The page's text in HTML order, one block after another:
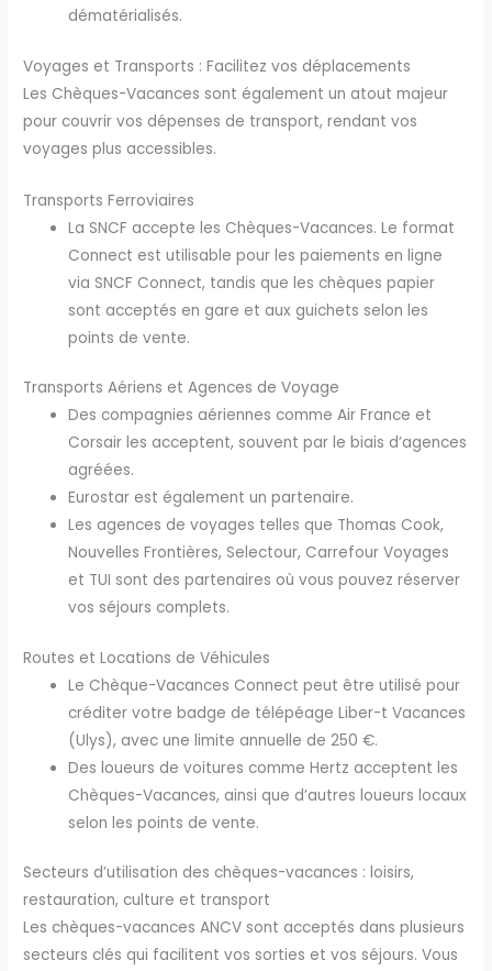
dématérialisés.
Voyages et Transports : Facilitez vos déplacements
Les Chèques-Vacances sont également un atout majeur
pour couvrir vos dépenses de transport, rendant vos
voyages plus accessibles.
Transports Ferroviaires
La SNCF accepte les Chèques-Vacances. Le format
Connect est utilisable pour les paiements en ligne
via SNCF Connect, tandis que les chèques papier
sont acceptés en gare et aux guichets selon les
points de vente.
Transports Aériens et Agences de Voyage
Des compagnies aériennes comme Air France et
Corsair les acceptent, souvent par le biais d’agences
agréées.
Eurostar est également un partenaire.
Les agences de voyages telles que Thomas Cook,
Nouvelles Frontières, Selectour, Carrefour Voyages
et TUI sont des partenaires où vous pouvez réserver
vos séjours complets.
Routes et Locations de Véhicules
Le Chèque-Vacances Connect peut être utilisé pour
créditer votre badge de télépéage Liber-t Vacances
(Ulys), avec une limite annuelle de 250 €.
Des loueurs de voitures comme Hertz acceptent les
Chèques-Vacances, ainsi que d’autres loueurs locaux
selon les points de vente.
Secteurs d’utilisation des chèques-vacances : loisirs,
restauration, culture et transport
Les chèques-vacances ANCV sont acceptés dans plusieurs
secteurs clés qui facilitent vos sorties et vos séjours. Vous